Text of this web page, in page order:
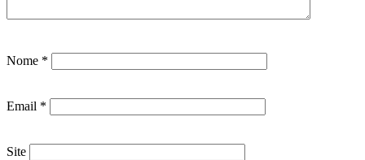
Nome *
Email *
Site